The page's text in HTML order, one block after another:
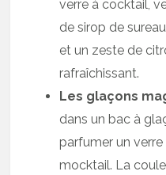
verre à cocktail,
de sirop de
et un zeste de
rafraîchissant.
Les glaçons
dans un bac à
parfumer un verre
mocktail. La